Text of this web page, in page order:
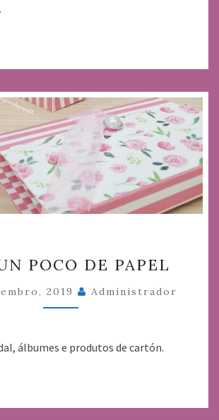
UN
POCO
DE
POCO DE PAPEL
2019 Administrador
álbumes e produtos de cartón.